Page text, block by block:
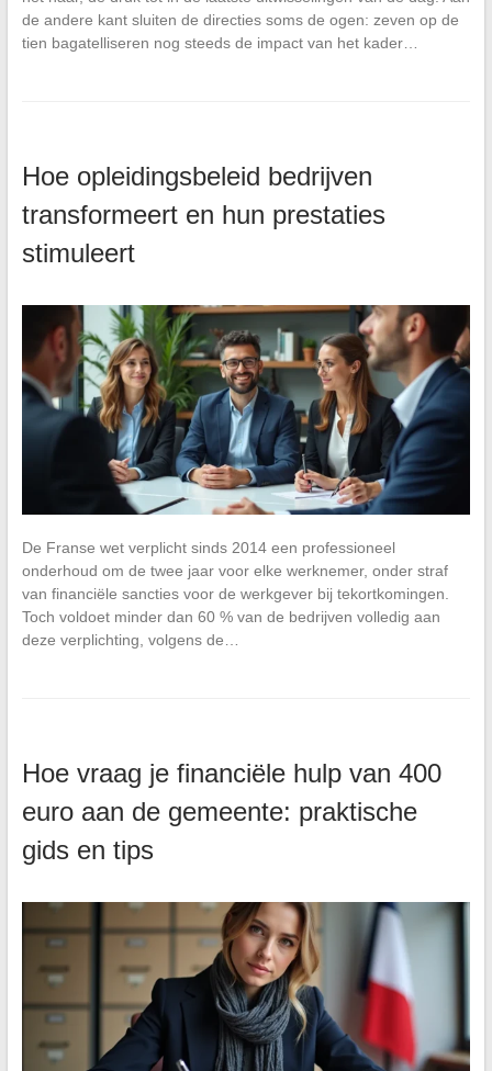
de andere kant sluiten de directies soms de ogen: zeven op de
tien bagatelliseren nog steeds de impact van het kader…
Hoe opleidingsbeleid bedrijven
transformeert en hun prestaties
stimuleert
De Franse wet verplicht sinds 2014 een professioneel
onderhoud om de twee jaar voor elke werknemer, onder straf
van financiële sancties voor de werkgever bij tekortkomingen.
Toch voldoet minder dan 60 % van de bedrijven volledig aan
deze verplichting, volgens de…
Hoe vraag je financiële hulp van 400
euro aan de gemeente: praktische
gids en tips